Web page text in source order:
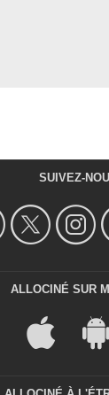
SUIVEZ-
ALLOCINÉ SUR